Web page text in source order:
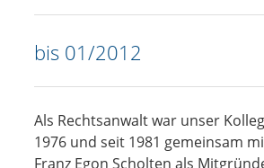
bis 01/2012
Als Rechtsanwalt war unser
1976 und seit 1981 gemeinsam
Franz Egon Scholten als